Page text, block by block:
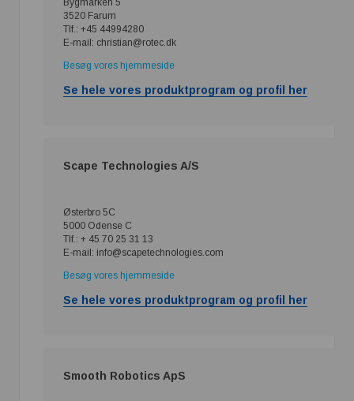
Bygmarken 5
3520 Farum
Tlf.: +45 44994280
E-mail: christian@rotec.dk
Besøg vores hjemmeside
Se hele vores produktprogram og profil her
Scape Technologies A/S
Østerbro 5C
5000 Odense C
Tlf.: + 45 70 25 31 13
E-mail: info@scapetechnologies.com
Besøg vores hjemmeside
Se hele vores produktprogram og profil her
Smooth Robotics ApS